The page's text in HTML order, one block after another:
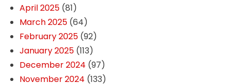
April 2025(81)
March 2025(64)
February 2025(92)
January 2025(113)
December 2024 (97)
November 2024 (133)